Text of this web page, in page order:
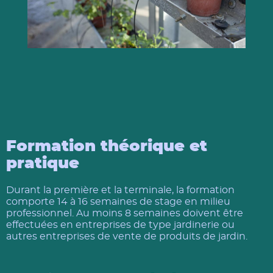
Formation théorique et
pratique
Durant la première et la terminale, la formation
comporte 14 à 16 semaines de stage en milieu
professionnel. Au moins 8 semaines doivent être
effectuées en entreprises de type jardinerie ou
autres entreprises de vente de produits de jardin.